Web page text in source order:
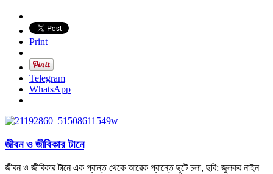
Print
Telegram
WhatsApp
জীবন ও জীবিকার টানে
জীবন ও জীবিকার টানে এক প্রান্ত থেকে আরেক প্রান্তে ছুটে চলা, ছবি: জুলকর নাইন